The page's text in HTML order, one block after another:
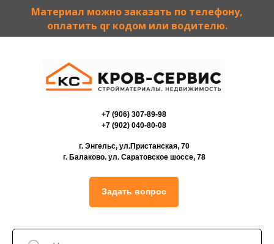
Материал можно заказать по телефону,
оплатить qr кодом или водителю.
+7 (906) 307-89-98
+7 (902) 040-80-08
г. Энгельс, ул.Пристанская, 70
г. Балаково. ул. Саратовское шоссе, 78
Задать вопрос